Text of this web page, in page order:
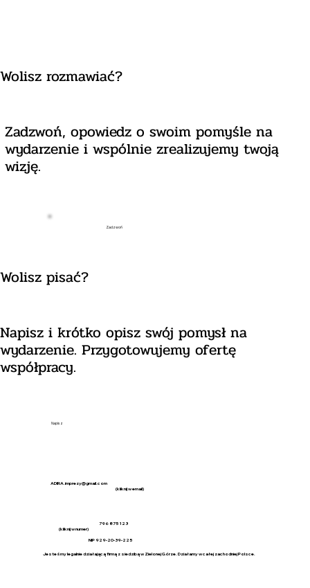
ADIRA.imprezy@gmail.com
(kliknij w email)
(kliknij w numer)
NIP 929-20-39-225
Jesteśmy legalnie działającą firmą z siedzibą w Zielonej Górze. Działamy w całej zachodniej Polsce.
796 875 123
Wolisz rozmawiać?
Zadzwoń, opowiedz o swoim pomyśle na
wydarzenie i wspólnie zrealizujemy twoją
wizję.
Zadzwoń
Wolisz pisać?
Napisz i krótko opisz swój pomysł na
wydarzenie. Przygotowujemy ofertę
współpracy.
Napisz